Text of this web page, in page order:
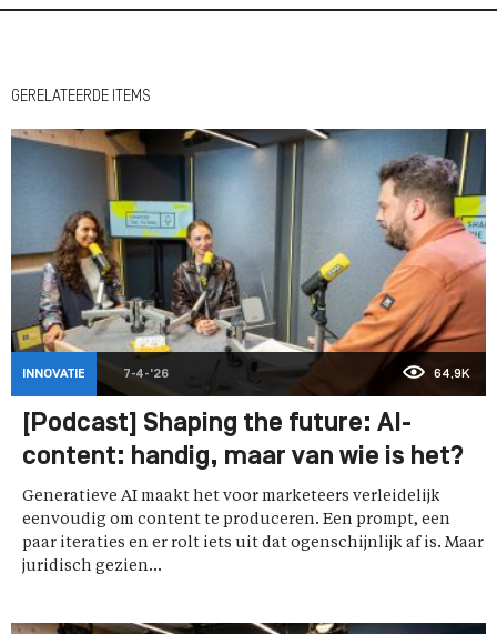
GERELATEERDE ITEMS
INNOVATIE 7-4-'26 64,9K
[Podcast] Shaping the future: AI-
content: handig, maar van wie is het?
Generatieve AI maakt het voor marketeers verleidelijk
eenvoudig om content te produceren. Een prompt, een
paar iteraties en er rolt iets uit dat ogenschijnlijk af is. Maar
juridisch gezien...